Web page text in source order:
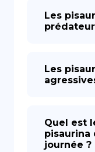
Les
Les
Quel est
pisaurina
journée ?